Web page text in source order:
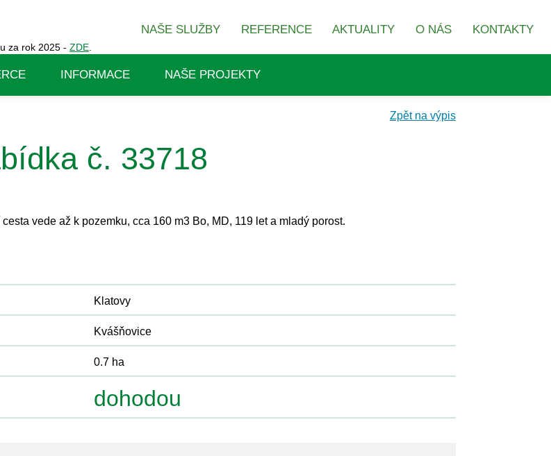
NAŠE SLUŽBY REFERENCE AKTUALITY O NÁS KONTAKTY
za rok 2025 - ZDE
INFORMACE NAŠE PROJEKTY
Zpět na výpis
č. 33718
vede až k pozemku, cca 160 m3 Bo, MD, 119 let a mladý porost.
Klatovy
Kvášňovice
0.7 ha
dohodou